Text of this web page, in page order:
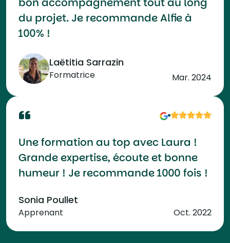
du projet. Je recommande Alfie à
100% !
Laëtitia Sarrazin
Formatrice Mar. 2024
Une formation au top avec Laura !
Grande expertise, écoute et bonne
humeur ! Je recommande 1000 fois !
Sonia Poullet
Apprenant Oct. 2022